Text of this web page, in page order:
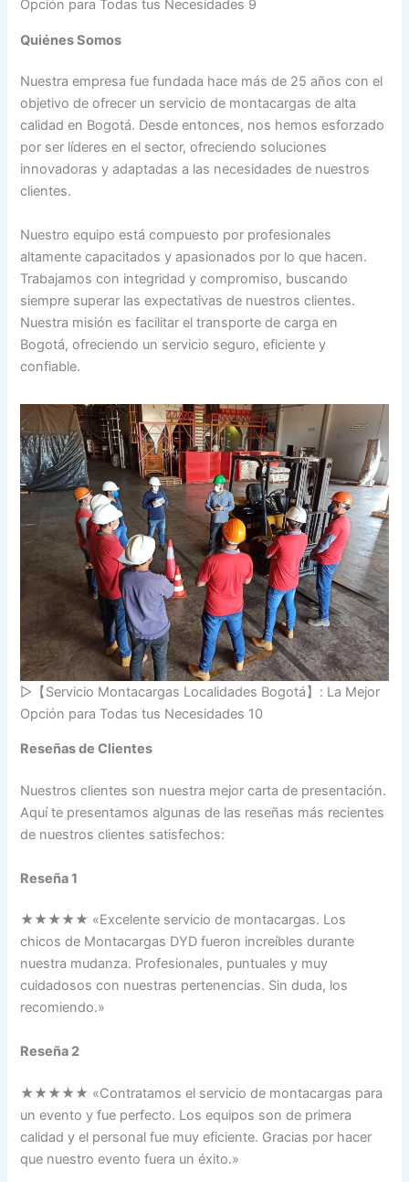
Opción para Todas tus Necesidades 9
Quiénes Somos
Nuestra empresa fue fundada hace más de 25 años con el
objetivo de ofrecer un servicio de montacargas de alta
calidad en Bogotá. Desde entonces, nos hemos esforzado
por ser líderes en el sector, ofreciendo soluciones
innovadoras y adaptadas a las necesidades de nuestros
clientes.
Nuestro equipo está compuesto por profesionales
altamente capacitados y apasionados por lo que hacen.
Trabajamos con integridad y compromiso, buscando
siempre superar las expectativas de nuestros clientes.
Nuestra misión es facilitar el transporte de carga en
Bogotá, ofreciendo un servicio seguro, eficiente y
confiable.
▷【Servicio Montacargas Localidades Bogotá】: La Mejor
Opción para Todas tus Necesidades 10
Reseñas de Clientes
Nuestros clientes son nuestra mejor carta de presentación.
Aquí te presentamos algunas de las reseñas más recientes
de nuestros clientes satisfechos:
Reseña 1
★★★★★ «Excelente servicio de montacargas. Los
chicos de Montacargas DYD fueron increíbles durante
nuestra mudanza. Profesionales, puntuales y muy
cuidadosos con nuestras pertenencias. Sin duda, los
recomiendo.»
Reseña 2
★★★★★ «Contratamos el servicio de montacargas para
un evento y fue perfecto. Los equipos son de primera
calidad y el personal fue muy eficiente. Gracias por hacer
que nuestro evento fuera un éxito.»